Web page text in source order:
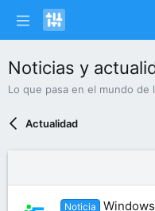
Noticias y
Lo que pasa en el mundo de
Actualidad
Noticia